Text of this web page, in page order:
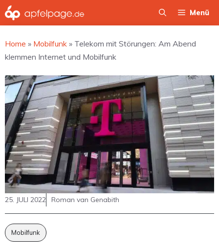
Zum
Inhalt
Menü
Home » Mobilfunk » Telekom mit Störungen: Am Abend
klemmen Internet und Mobilfunk
25. JULI 2022 Roman van Genabith
Mobilfunk